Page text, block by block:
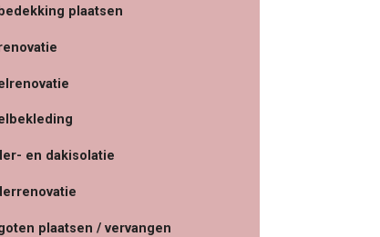
plaatsen
en dakisolatie
plaatsen / vervangen